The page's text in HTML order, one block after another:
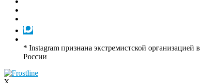
* Instagram признана экстремистской организацией в
России